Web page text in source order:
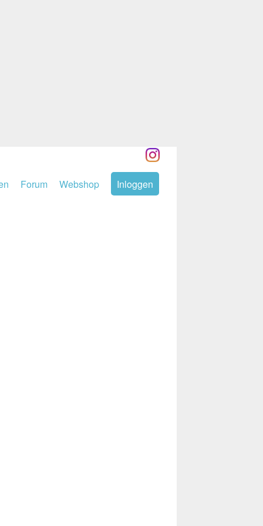
Forum Webshop Inloggen